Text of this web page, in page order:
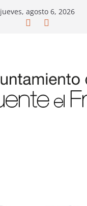
jueves, agosto 6, 2026